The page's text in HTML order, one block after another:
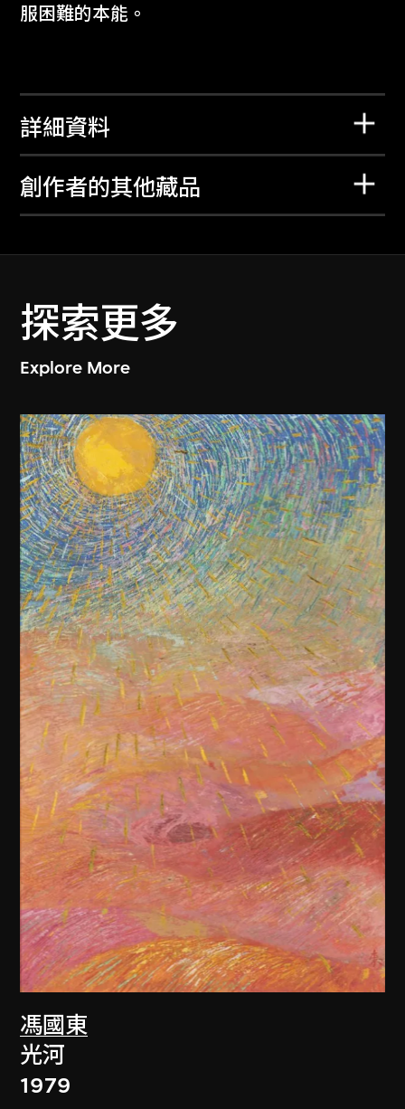
服困難的本能。
詳細資料
創作者的其他藏品
探索更多
Explore More
馮國東
光河
1979